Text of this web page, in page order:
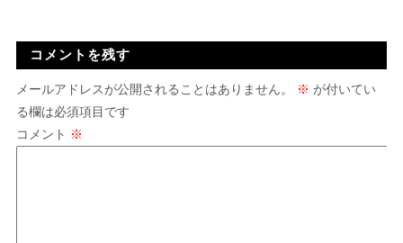
コメントを残す
メールアドレスが公開されることはありません。 ※ が付いてい
る欄は必須項目です
コメント ※